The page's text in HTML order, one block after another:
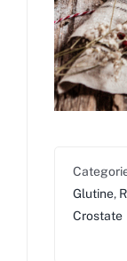
Glutine,
Crostate